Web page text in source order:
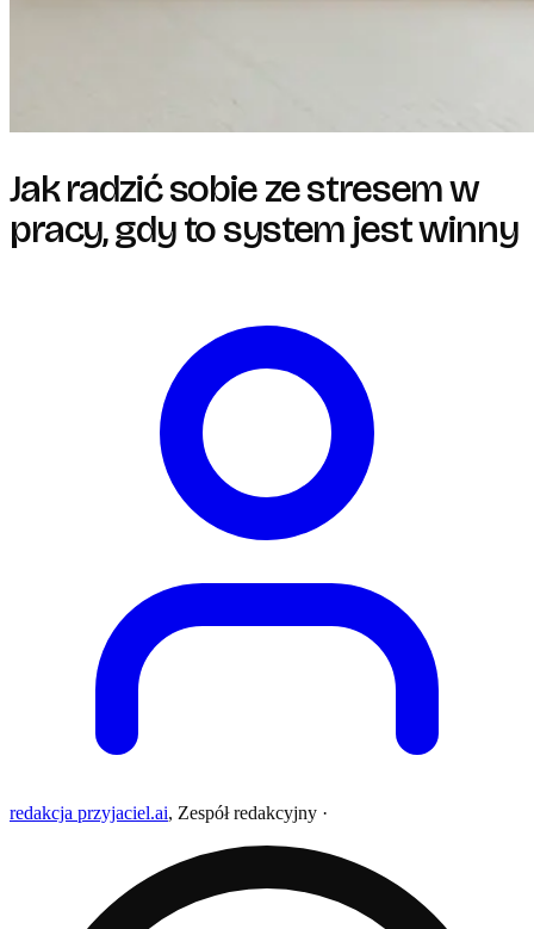
Jak radzić sobie ze stresem w
pracy, gdy to system jest winny
redakcja przyjaciel.ai, Zespół redakcyjny ·